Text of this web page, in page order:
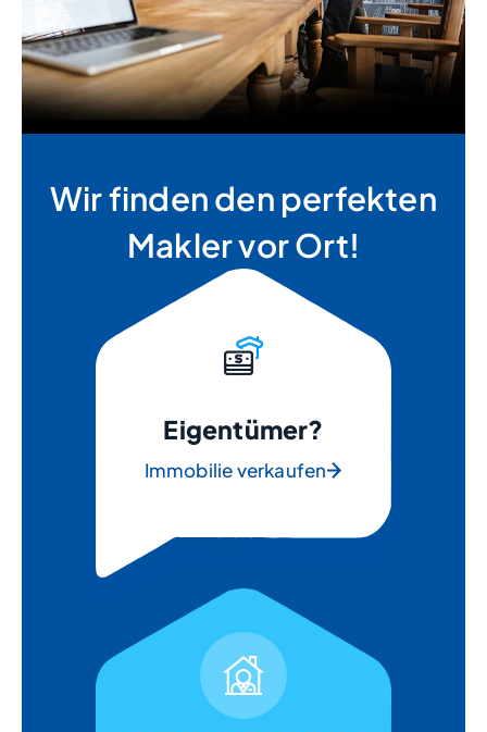
Wir finden den perfekten
Makler vor Ort!
Eigentümer?
Immobilie verkaufen